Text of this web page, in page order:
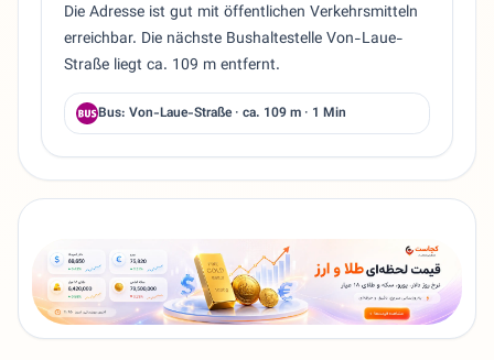
Die Adresse ist gut mit öffentlichen Verkehrsmitteln
erreichbar. Die nächste Bushaltestelle Von-Laue-
Straße liegt ca. 109 m entfernt.
Bus: Von-Laue-Straße · ca. 109 m · 1 Min